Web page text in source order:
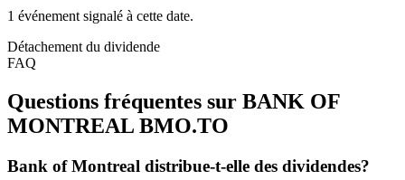
1 événement signalé à cette date.
Détachement du dividende
FAQ
Questions fréquentes sur BANK OF
MONTREAL BMO.TO
Bank of Montreal distribue-t-elle des dividendes?